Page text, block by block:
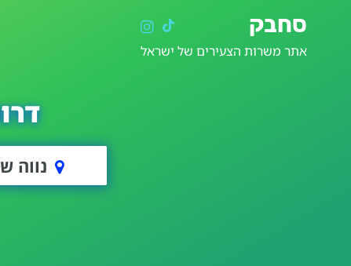
סחבק
אתר משרות הצעירים של ישראל
נווה